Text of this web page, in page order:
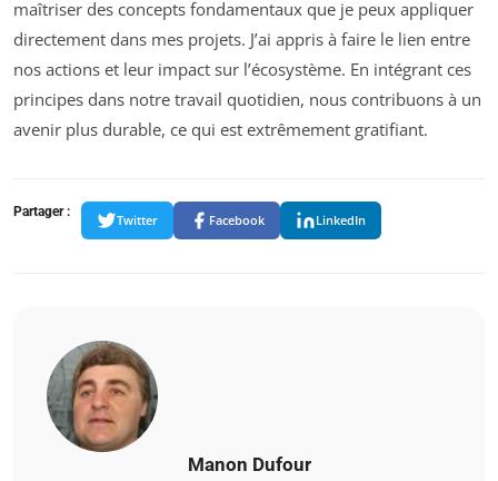
maîtriser des concepts fondamentaux que je peux appliquer
directement dans mes projets. J’ai appris à faire le lien entre
nos actions et leur impact sur l’écosystème. En intégrant ces
principes dans notre travail quotidien, nous contribuons à un
avenir plus durable, ce qui est extrêmement gratifiant.
Partager :
Twitter Facebook LinkedIn
Manon Dufour